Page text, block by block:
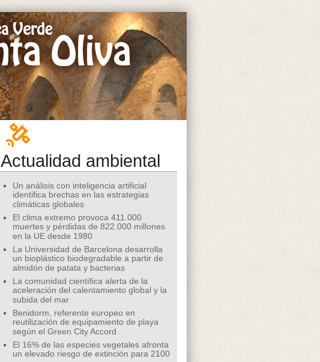
Actualidad ambiental
Un análisis con inteligencia artificial
identifica brechas en las estrategias
climáticas globales
El clima extremo provoca 411.000
muertes y pérdidas de 822.000 millones
en la UE desde 1980
La Universidad de Barcelona desarrolla
un bioplástico biodegradable a partir de
almidón de patata y bacterias
La comunidad científica alerta de la
aceleración del calentamiento global y la
subida del mar
Benidorm, referente europeo en
reutilización de equipamiento de playa
según el Green City Accord
El 16% de las especies vegetales afronta
un elevado riesgo de extinción para 2100